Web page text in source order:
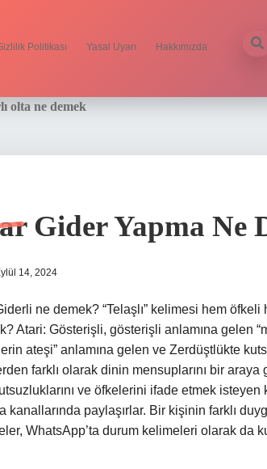
Politikası Yasal Uyarı Hakkımızda
olta ne demek
Gider Yapma Ne
14, 2024
ne demek? “Telaşlı” kelimesi hem
Atari: Gösterişli, gösterişli anlamına gelen
ateşi” anlamına gelen ve Zerdüştlükte
farklı olarak dinin mensuplarını bir
ve öfkelerini ifade etmek
kanallarında paylaşırlar. Bir kişinin farklı
WhatsApp’ta durum kelimeleri olarak da